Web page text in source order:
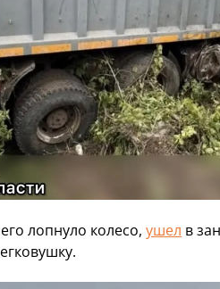
лопнуло колесо, ушел в